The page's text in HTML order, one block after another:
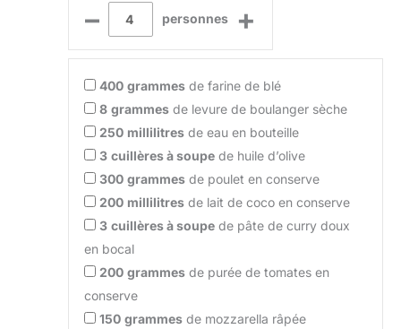
– personnes +
400 grammes de farine de blé
8 grammes de levure de boulanger sèche
250 millilitres de eau en bouteille
3 cuillères à soupe de huile d’olive
300 grammes de poulet en conserve
200 millilitres de lait de coco en conserve
3 cuillères à soupe de pâte de curry doux
en bocal
200 grammes de purée de tomates en
conserve
150 grammes de mozzarella râpée